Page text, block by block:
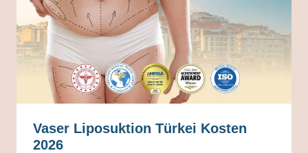
Vaser Liposuktion Türkei Kosten
2026